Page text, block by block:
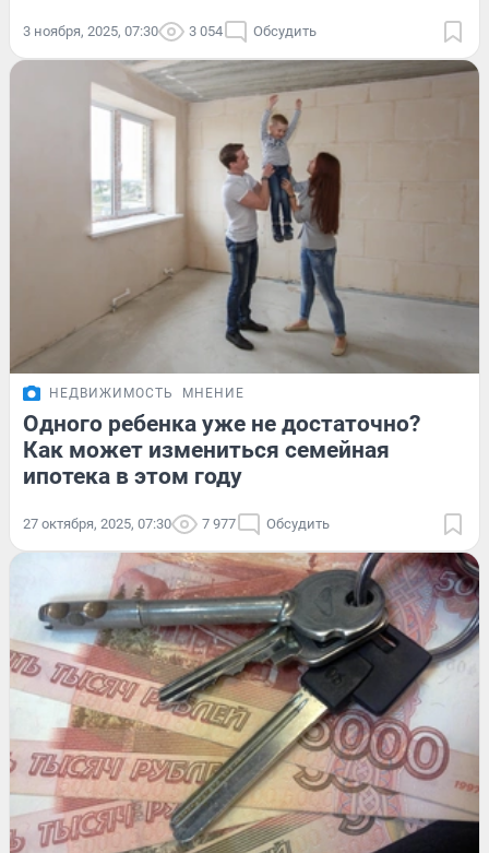
3 ноября, 2025, 07:30 3 054 Обсудить
НЕДВИЖИМОСТЬ МНЕНИЕ
Одного ребенка уже не достаточно?
Как может измениться семейная
ипотека в этом году
27 октября, 2025, 07:30 7 977 Обсудить